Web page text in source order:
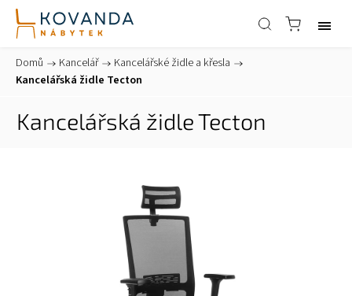
Domů / Kancelář / Kancelářské židle a křesla /
Kancelářská židle Tecton
Kancelářská židle Tecton